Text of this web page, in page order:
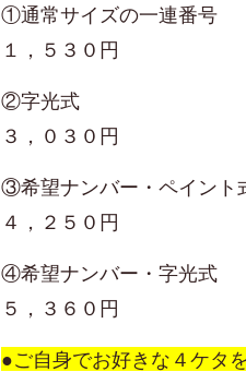
①通常サイズの一連番号
１ ， ５３０円
②字光式
３ ， ０３０円
③希望ナンバー・ペイント
４，２５０円
④希望ナンバー・字光式
５，３６０円
●ご自身でお好きな４ケタ